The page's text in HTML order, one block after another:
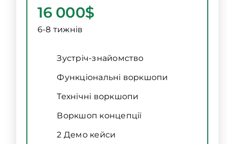
16 000$
6-8 тижнів
Зустріч-знайомство
Функціональні воркшопи
Технічні воркшопи
Воркшоп концепції
2 Демо кейси